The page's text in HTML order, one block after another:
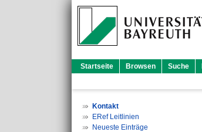
Startseite Browsen Suche
Kontakt
ERef Leitlinien
Neueste Einträge